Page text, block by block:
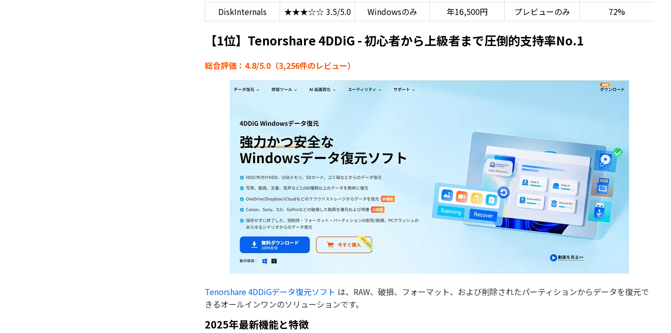
DiskInternals
★★★☆☆ 3.5/5.0 Windowsのみ 年16,500円 プレビューのみ 72%
【1位】Tenorshare 4DDiG - 初心者から上級者まで圧倒的支持率No.1
総合評価：4.8/5.0（3,256件のレビュー）
Tenorshare 4DDiGデータ復元ソフト は、RAW、破損、フォーマット、および削除されたパーティションからデータを復元で
きるオールインワンのソリューションです。
2025年最新機能と特徴